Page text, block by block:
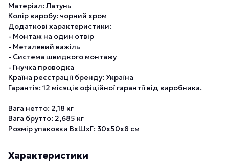
Матеріал: Латунь
Колір виробу: чорний хром
Додаткові характеристики:
- Монтаж на один отвір
- Металевий важіль
- Система швидкого монтажу
- Гнучка проводка
Країна реєстрації бренду: Україна
Гарантія: 12 місяців офіційної гарантії від виробника.
Вага нетто: 2,18 кг
Вага брутто: 2,685 кг
Розмір упаковки ВхШхГ: 30х50х8 см
Характеристики